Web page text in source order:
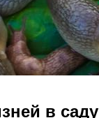
в саду